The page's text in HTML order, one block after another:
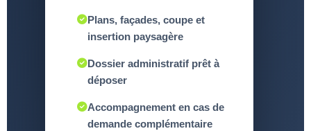
Plans, façades, coupe et
insertion paysagère
Dossier administratif prêt à
déposer
Accompagnement en cas de
demande complémentaire